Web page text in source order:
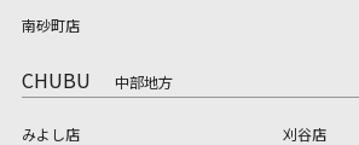
南砂町店
CHUBU 中部地方
みよし店 刈谷店